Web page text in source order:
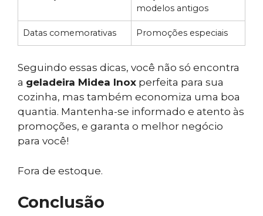
modelos antigos
Datas comemorativas Promoções especiais
Seguindo essas dicas, você não só encontra
a geladeira Midea Inox perfeita para sua
cozinha, mas também economiza uma boa
quantia. Mantenha-se informado e atento às
promoções, e garanta o melhor negócio
para você!
Fora de estoque.
Conclusão